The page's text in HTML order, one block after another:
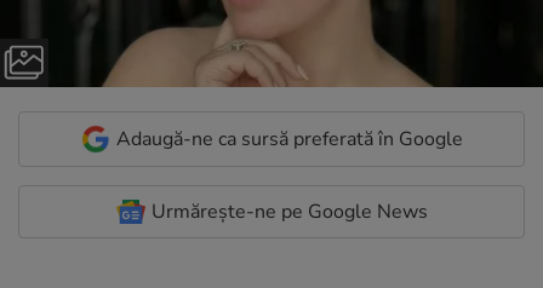
Adaugă-ne ca sursă preferată în Google
Urmărește-ne pe Google News